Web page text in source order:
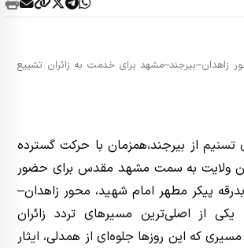
زاهدان–بیرجند–مشهد برای خدمت به زائران تشییع
تسنیم از بیرجند،همزمان با حرکت گسترده
ولایت به سمت مشهد مقدس برای حضور
پیکر مطهر امام شهید، محور زاهدان–
از اصلی‌ترین مسیرهای تردد زائران
که این روزها جلوه‌ای از همدلی، ایثار